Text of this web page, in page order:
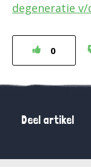
degeneratie
0
Deel artikel